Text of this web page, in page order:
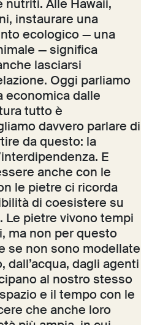
nutriti. Alle Hawaii,
instaurare una
ecologico — una
— significa
lasciarsi
Oggi parliamo
economica dalle
tutto è
davvero parlare di
da questo: la
E
anche con le
le pietre ci ricorda
di coesistere su
Le pietre vivono tempi
ma non per questo
se non sono modellate
dall’acqua, dagli agenti
al nostro stesso
e il tempo con le
che anche loro